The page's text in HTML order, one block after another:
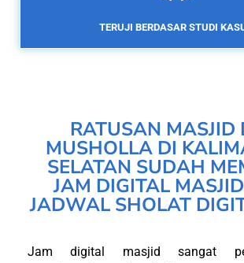
TERUJI BERDASAR STUDI
RATUSAN MASJID
MUSHOLLA DI
SELATAN SUDAH
JAM DIGITAL
JADWAL SHOLAT
Jam digital masjid sangat